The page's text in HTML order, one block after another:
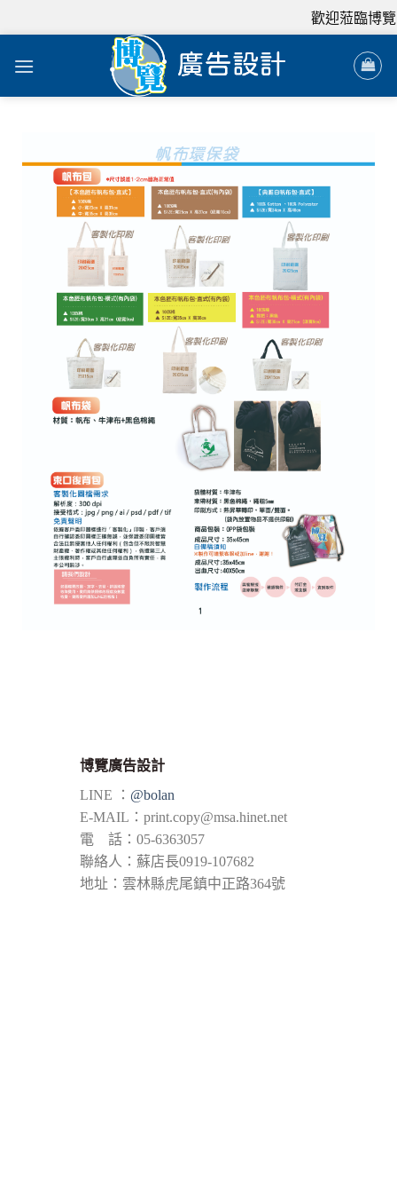
歡迎蒞臨博
博覽廣告設計
LINE ： @bolan
E-MAIL： print.copy@msa.hinet.net
電 話：05-6363057
聯絡人：蘇店長0919-107682
地址：雲林縣虎尾鎮中正路364號